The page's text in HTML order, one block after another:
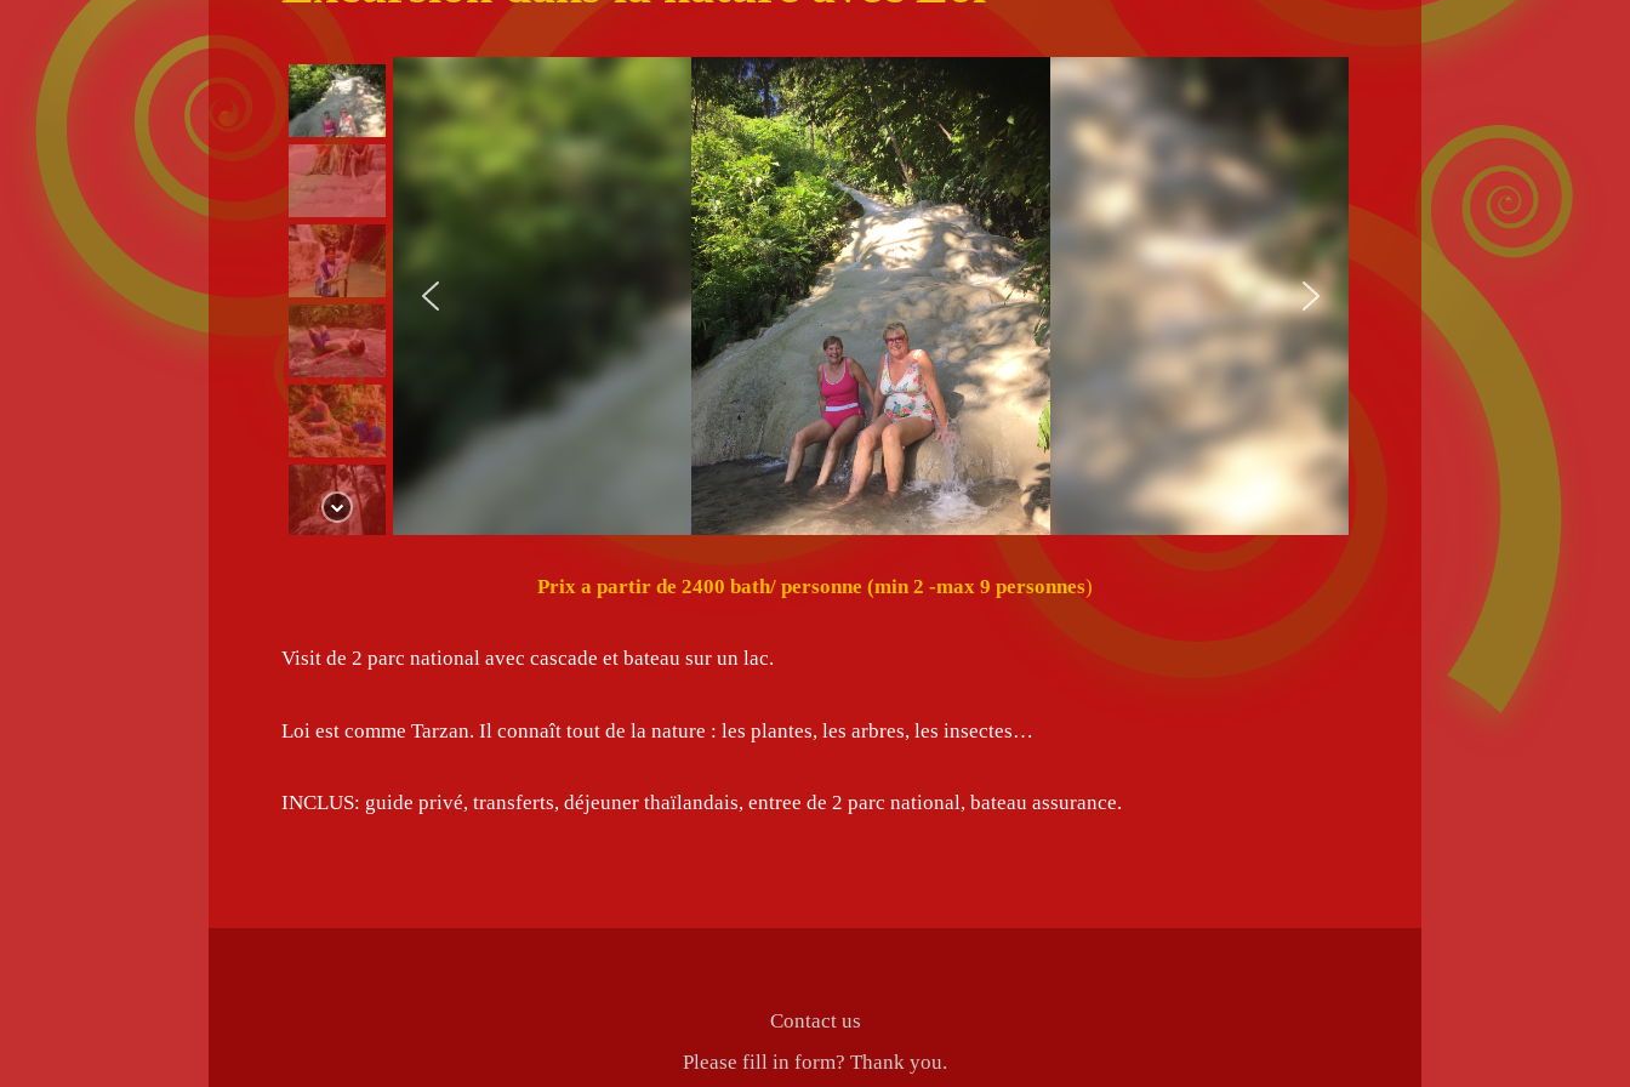
Prix a partir de 2400 bath/ personne (min 2 -max 9 personnes)
Visit de 2 parc national avec cascade et bateau sur un lac.
Loi est comme Tarzan. Il connaît tout de la nature : les plantes, les arbres, les insectes…
INCLUS: guide privé, transferts, déjeuner thaïlandais, entree de 2 parc national, bateau assurance.
Contact us
Please fill in form? Thank you.